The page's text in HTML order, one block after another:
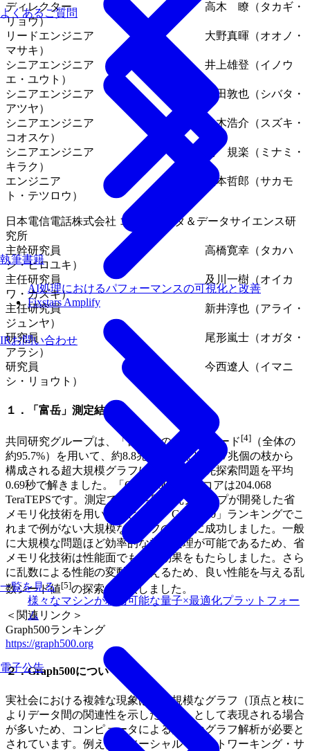
執筆書籍
一覧を見る
AI処理におけるパフォーマンスの可視化と改善
Fixstars Amplify
様々なマシンが利用可能な量子×最適化プラットフォー
ム
よくあるご質問
IRお問い合わせ
電子公告
ディレクター 高木 瞭（タカギ・
リョウ）
リードエンジニア 大野真暉（オオノ・
マサキ）
シニアエンジニア 井上雄登（イノウ
エ・ユウト）
シニアエンジニア 柴田敦也（シバタ・
アツヤ）
シニアエンジニア 鈴木浩介（スズキ・
コオスケ）
シニアエンジニア 南 規楽（ミナミ・
キラク）
エンジニア 阪本哲郎（サカモ
ト・テツロウ）
日本電信電話株式会社 コンピュータ＆データサイエンス研
究所
主幹研究員 高橋寛幸（タカハ
シ・ヒロユキ）
主任研究員 及川一樹（オイカ
ワ・カズキ）
主任研究員 新井淳也（アライ・
ジュンヤ）
研究員 尾形嵐士（オガタ・
アラシ）
研究員 今西遼人（イマニ
シ・リョウト）
１．「富岳」測定結果
共同研究グループは、「富岳」の152,064ノード [4] （全体の
約95.7%）を用いて、約8.8兆個の頂点と140.7兆個の枝から
構成される超大規模グラフに対する幅優先探索問題を平均
0.69秒で解きました。「Graph500」のスコアは204.068
TeraTEPSです。測定では、共同研究グループが開発した省
メモリ化技術を用いることで、「Graph500」ランキングでこ
れまで例がない大規模なグラフの処理に成功しました。一般
に大規模な問題ほど効率的な並列処理が可能であるため、省
メモリ化技術は性能面でも良い効果をもたらしました。さら
に乱数による性能の変動を抑えるため、良い性能を与える乱
数シード値[5]の探索を導入しました。
＜関連リンク＞
Graph500ランキング
https://graph500.org
２．Graph500について
実社会における複雑な現象は、大規模なグラフ（頂点と枝に
よりデータ間の関連性を示したもの）として表現される場合
が多いため、コンピュータによる高速なグラフ解析が必要と
されています。例えば、ソーシャル・ネットワーキング・サ